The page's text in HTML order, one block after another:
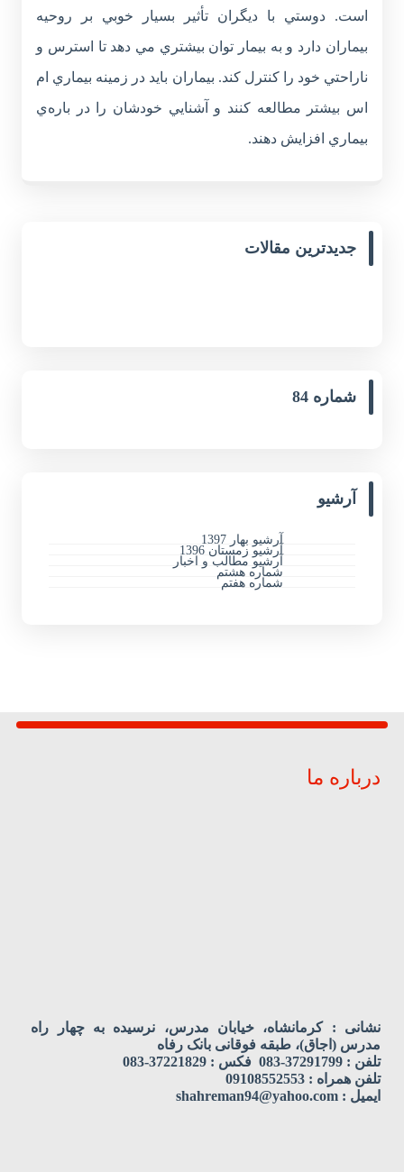
است. دوستي با ديگران تأثير بسيار خوبي بر روحيه
بيماران دارد و به بيمار توان بيشتري مي دهد تا استرس و
ناراحتي خود را كنترل كند. بيماران بايد در زمينه بيماري ام
اس بيشتر مطالعه کنند و آشنايي خودشان را در باره‌ي
بيماري افزايش دهند.
جدیدترین مقالات
شماره 84
آرشیو
آرشیو بهار 1397
آرشیو زمستان 1396
آرشیو مطالب و اخبار
شماره هشتم
شماره هفتم
درباره ما
نشانی : کرمانشاه، خیابان مدرس، نرسیده به چهار راه
مدرس (اجاق)، طبقه فوقانی بانک رفاه
تلفن : 37291799-083 فکس : 37221829-083
تلفن همراه : 09108552553
ایمیل : shahreman94@yahoo.com